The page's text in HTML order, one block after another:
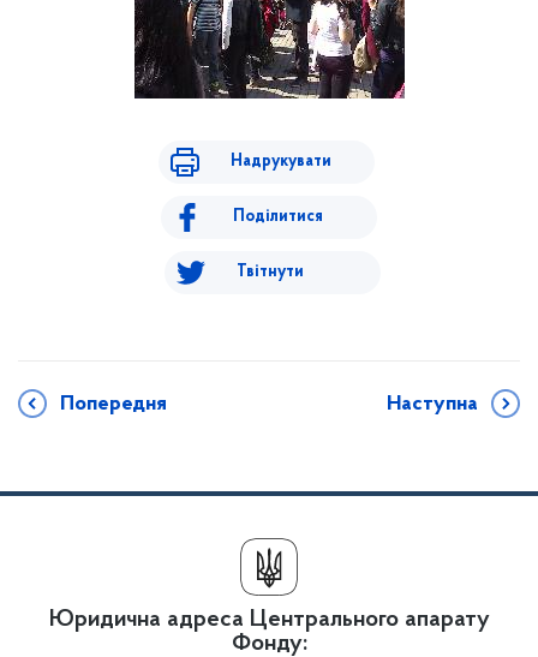
Надрукувати
Поділитися
Твітнути
Попередня Наступна
Юридична адреса Центрального апарату
Фонду: